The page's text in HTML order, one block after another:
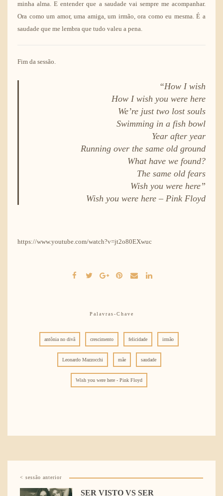
minha alma. E entender que a saudade vai sempre me acompanhar.
Ora como um amor, uma amiga, um irmão, ora como eu mesma. É a
saudade que me lembra que tudo valeu a pena.
Fim da sessão.
“How I wish
How I wish you were here
We’re just two lost souls
Swimming in a fish bowl
Year after year
Running over the same old ground
What have we found?
The same old fears
Wish you were here”
Wish you were here – Pink Floyd
https://www.youtube.com/watch?v=jt2o80EXwuc
Palavras-Chave
antônia no divã crescimento felicidade irmão
Leonardo Mazzocchi mãe saudade
Wish you were here - Pink Floyd
< sessão anterior
SER VISTO VS SER